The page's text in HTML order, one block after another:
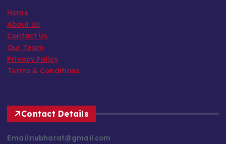
About Us
Contact Us
Our Team
Privacy Policy
Terms & Conditions